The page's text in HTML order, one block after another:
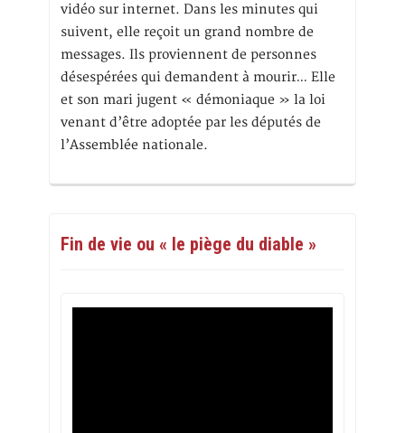
vidéo sur internet. Dans les minutes qui
suivent, elle reçoit un grand nombre de
messages. Ils proviennent de personnes
désespérées qui demandent à mourir… Elle
et son mari jugent « démoniaque » la loi
venant d’être adoptée par les députés de
l’Assemblée nationale.
Fin de vie ou « le piège du diable »